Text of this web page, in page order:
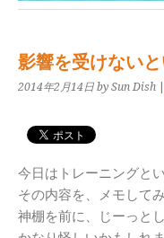
影響を受けない
2014年2月14日 by Sun Dish
今日はトレーニングと
その内容を、メモしてみ
神棚を前に、じーっと